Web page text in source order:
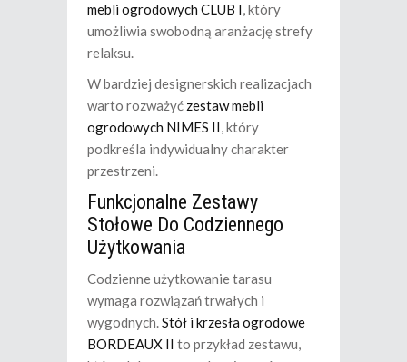
mebli ogrodowych CLUB I, który
umożliwia swobodną aranżację strefy
relaksu.
W bardziej designerskich realizacjach
warto rozważyć zestaw mebli
ogrodowych NIMES II, który
podkreśla indywidualny charakter
przestrzeni.
Funkcjonalne Zestawy
Stołowe Do Codziennego
Użytkowania
Codzienne użytkowanie tarasu
wymaga rozwiązań trwałych i
wygodnych.Stół i krzesła ogrodowe
BORDEAUX II to przykład zestawu,